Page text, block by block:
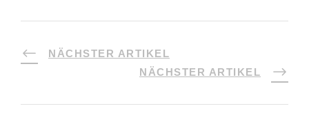
NÄCHSTER ARTIKEL
NÄCHSTER ARTIKEL